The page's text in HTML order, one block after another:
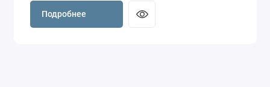
Подробнее